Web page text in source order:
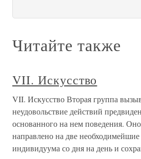
Читайте также
VII. Искусство
VII. Искусство Вторая группа
неудовольствие действий
основанного на нем поведения.
направлено на две
индивидуума со дня на день и